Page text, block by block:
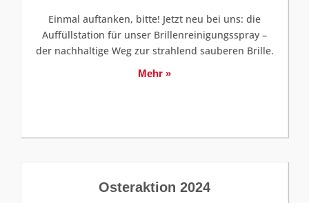
Einmal auftanken, bitte! Jetzt neu bei uns: die
Auffüllstation für unser Brillenreinigungsspray –
der nachhaltige Weg zur strahlend sauberen Brille.
Mehr »
Osteraktion 2024